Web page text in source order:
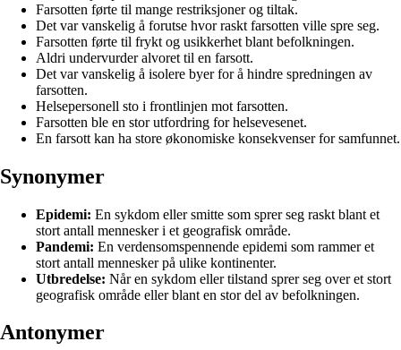
Farsotten førte til mange restriksjoner og tiltak.
Det var vanskelig å forutse hvor raskt farsotten ville spre seg.
Farsotten førte til frykt og usikkerhet blant befolkningen.
Aldri undervurder alvoret til en farsott.
Det var vanskelig å isolere byer for å hindre spredningen av
farsotten.
Helsepersonell sto i frontlinjen mot farsotten.
Farsotten ble en stor utfordring for helsevesenet.
En farsott kan ha store økonomiske konsekvenser for samfunnet.
Synonymer
Epidemi: En sykdom eller smitte som sprer seg raskt blant et
stort antall mennesker i et geografisk område.
Pandemi: En verdensomspennende epidemi som rammer et
stort antall mennesker på ulike kontinenter.
Utbredelse: Når en sykdom eller tilstand sprer seg over et stort
geografisk område eller blant en stor del av befolkningen.
Antonymer